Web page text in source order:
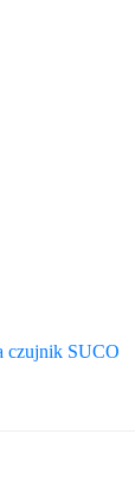
czujnik SUCO